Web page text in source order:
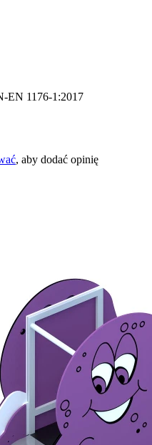
EN 1176-1:2017
, aby dodać opinię